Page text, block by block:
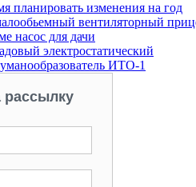
планировать изменения на год
вентиляторный
насос для дачи
электростатический
ИТО-1
рассылку